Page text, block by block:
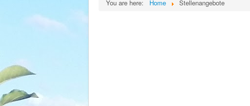
You are here:
Home Stellenangebote